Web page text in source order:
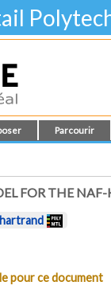
Parcourir
FOR THE NAF-
pour ce document